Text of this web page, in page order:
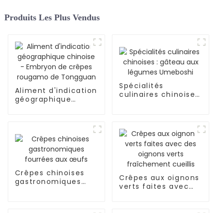
Produits Les Plus Vendus
Aliment d'indication
géographique
Spécialités
culinaires chinoises
Crêpes chinoises
gastronomiques
Crêpes aux oignons
verts faites avec